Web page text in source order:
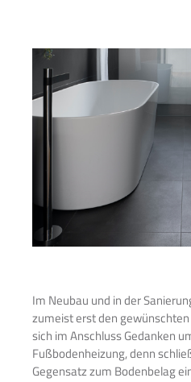
Im Neubau und in der
zumeist erst den
sich im Anschluss Gedanken
Fußbodenheizung, denn
Gegensatz zum Bodenbelag